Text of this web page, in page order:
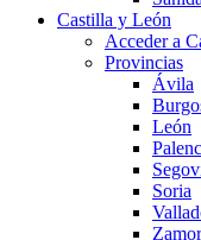
Castilla y León
Acceder a
Provincias
Ávila
León
Soria